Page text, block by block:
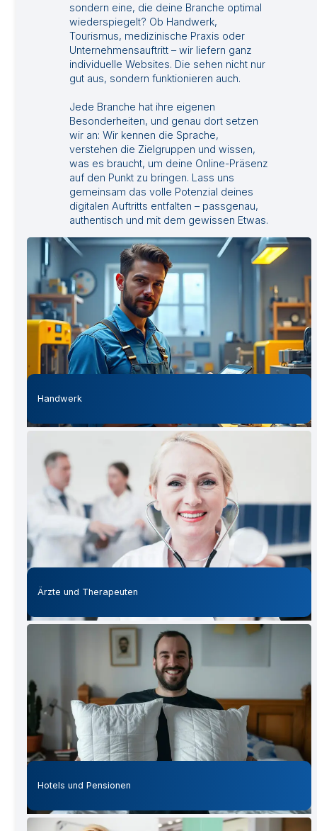
sondern eine, die deine Branche optimal
wiederspiegelt? Ob Handwerk,
Tourismus, medizinische Praxis oder
Unternehmensauftritt – wir liefern ganz
individuelle Websites. Die sehen nicht nur
gut aus, sondern funktionieren auch.
Jede Branche hat ihre eigenen
Besonderheiten, und genau dort setzen
wir an: Wir kennen die Sprache,
verstehen die Zielgruppen und wissen,
was es braucht, um deine Online-Präsenz
auf den Punkt zu bringen. Lass uns
gemeinsam das volle Potenzial deines
digitalen Auftritts entfalten – passgenau,
authentisch und mit dem gewissen Etwas.
Handwerk
Ärzte und Therapeuten
Hotels und Pensionen